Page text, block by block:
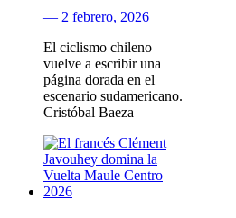
— 2 febrero, 2026
El ciclismo chileno
vuelve a escribir una
página dorada en el
escenario sudamericano.
Cristóbal Baeza